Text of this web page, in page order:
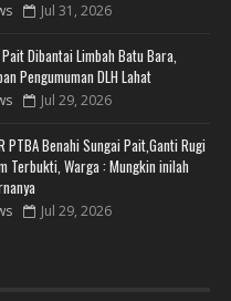
Jul 31, 2026
Dibantai Limbah Batu Bara,
Pengumuman DLH Lahat
Jul 29, 2026
PTBA Benahi Sungai Pait,Ganti Rugi
Terbukti, Warga : Mungkin inilah
Jul 29, 2026